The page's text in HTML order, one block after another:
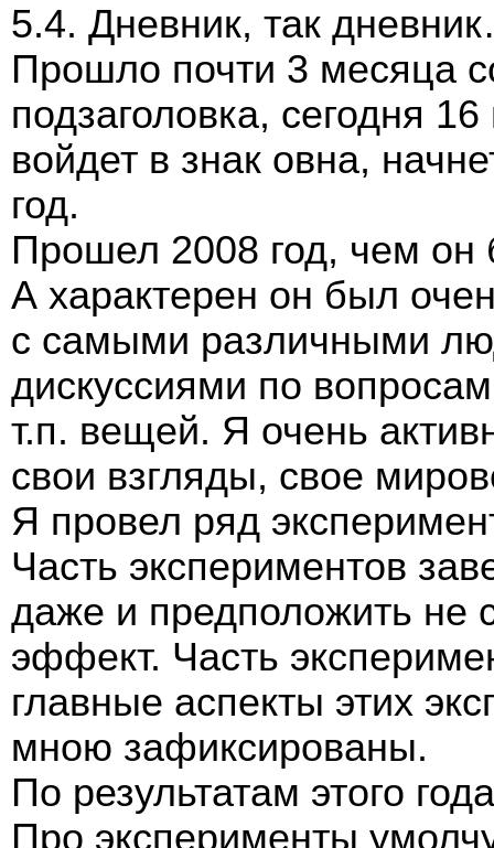
5.4. Дневник, так
Прошло почти 3 месяца
подзаголовка, сегодня
войдет в знак овна,
год.
Прошел 2008 год, чем он
А характерен он был
с самыми различными
дискуссиями по
т.п. вещей. Я очень
свои взгляды, свое
Я провел ряд
Часть экспериментов
даже и предположить не
эффект. Часть
главные аспекты этих
мною зафиксированы.
По результатам этого
Про эксперименты